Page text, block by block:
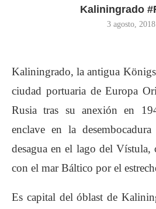
Kaliningrado
3 agosto, 2018
Kaliningrado, la antigua
ciudad portuaria de Europa
Rusia tras su anexión en
enclave en la
desagua en el lago del Vístula,
con el mar Báltico por el
Es capital del óblast de